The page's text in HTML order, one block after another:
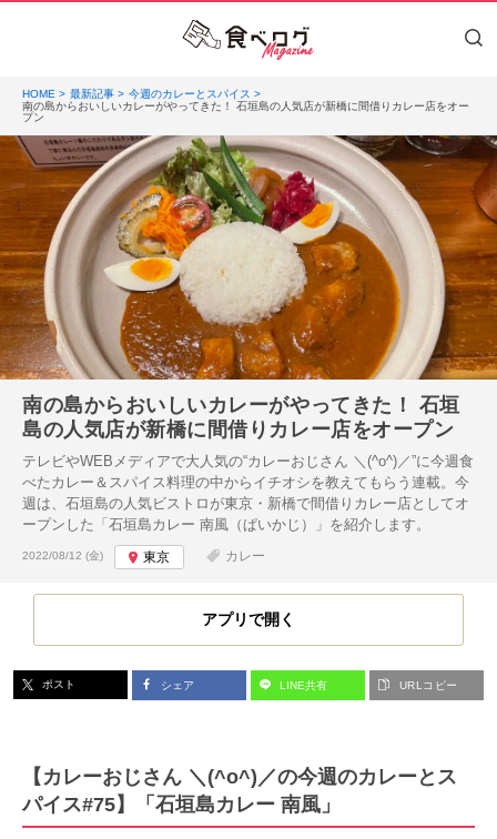
HOME 最新記事
今週のカレーとスパイス
南の島からおいしいカレーがやってきた！ 石垣島の人気店が新橋に間借りカレー店をオー
プン
南の島からおいしいカレーがやってきた！ 石垣
島の人気店が新橋に間借りカレー店をオープン
テレビやWEBメディアで大人気の“カレーおじさん ＼(^o^)／”に今週食
べたカレー＆スパイス料理の中からイチオシを教えてもらう連載。今
週は、石垣島の人気ビストロが東京・新橋で間借りカレー店としてオ
ープンした「石垣島カレー 南風（ぱいかじ）」を紹介します。
投稿日:
2022/08/12 (金) 東京 カレー
アプリで開く
ポスト シェア LINE共有 URLコピー
【カレーおじさん ＼(^o^)／の今週のカレーとス
パイス#75】「石垣島カレー 南風」